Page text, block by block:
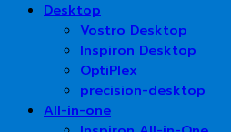
Desktop
Vostro Desktop
Inspiron Desktop
OptiPlex
precision-desktop
All-in-one